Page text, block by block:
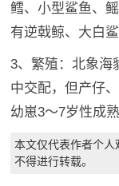
鳕、小型鲨鱼、
有逆戟鲸、大白鲨
3、繁殖：北象海
中交配，但产仔
幼崽3～7岁性成熟
本文仅代表作者个
不得进行转载。